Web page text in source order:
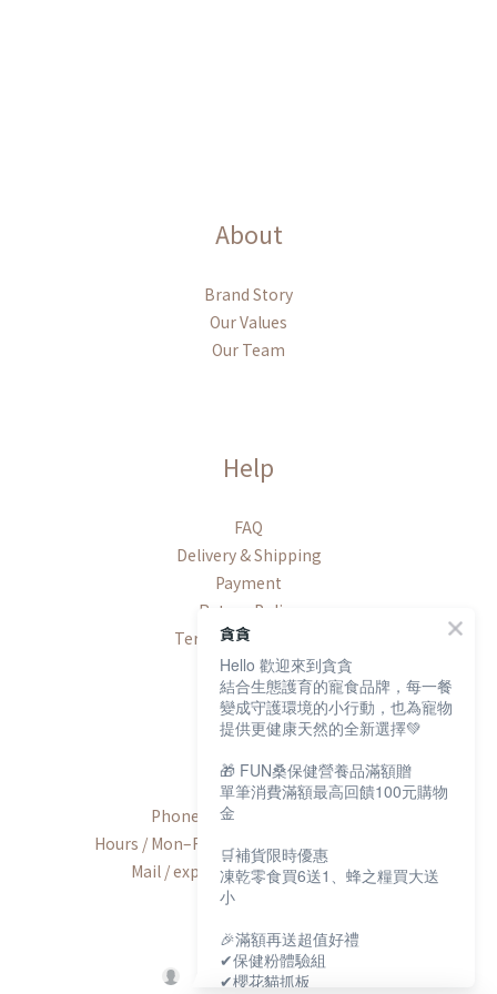
About
Brand Story
Our Values
Our Team
Help
FAQ
Delivery & Shipping
Payment
Return Policy
Terms & Conditions
Contact
Phone / +886-2-2600-8552
Hours / Mon–Fri, 9:00 AM–6:00 PM (UTC+8)
Mail / export@munchee.com.tw
貪貪
Hello 歡迎來到貪貪
結合生態護育的寵食品牌，每一餐
變成守護環境的小行動，也為寵物
提供更健康天然的全新選擇💚
🎁 FUN桑保健營養品滿額贈
單筆消費滿額最高回饋100元購物
金
🛒補貨限時優惠
凍乾零食買6送1、蜂之糧買大送
小
🎉滿額再送超值好禮
✔保健粉體驗組
✔櫻花貓抓板